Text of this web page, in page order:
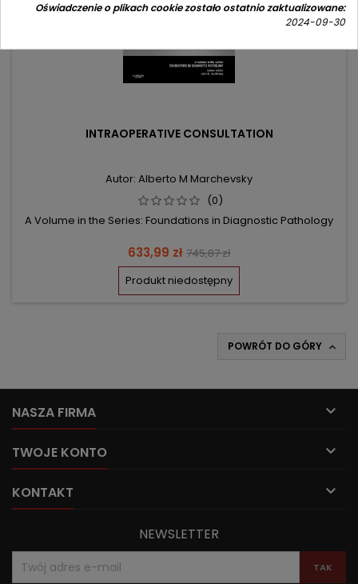
INTRAOPERATIVE CONSULTATION
Autor: Alberto M Marchevsky
(0)
A Volume in the Series: Foundations in Diagnostic Pathology
Cena
633,99 zł Cena
podstawowa
745,87 zł
Produkt niedostępny
POWRÓT DO GÓRY 
NASZA FIRMA 
TWOJE KONTO 
KONTAKT 
NEWSLETTER
Oświadczenie o plikach cookie zostało ostatnio zaktualizowane:
2024-09-30